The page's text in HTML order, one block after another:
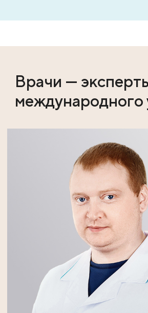
Врачи —
международного